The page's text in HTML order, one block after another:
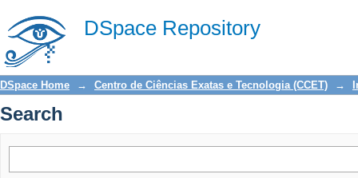
DSpace Repository
Search
DSpace Home → Centro de Ciências Exatas e Tecnologia (CCET) →
Search